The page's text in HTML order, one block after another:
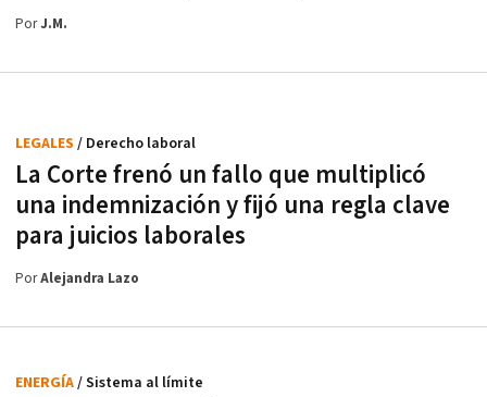
PorJ.M.
La Corte frenó un fallo que multiplicó
una indemnización y fijó una regla clave
para juicios laborales
LEGALES / Derecho laboral
PorAlejandra Lazo
ENERGÍA/ Sistema al límite